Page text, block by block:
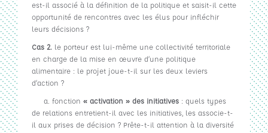
est-il associé à la définition de la politique et saisit-il cette
opportunité de rencontres avec les élus pour infléchir
leurs décisions ?
Cas 2. le porteur est lui-même une collectivité territoriale
en charge de la mise en œuvre d’une politique
alimentaire : le projet joue-t-il sur les deux leviers
d’action ?
a. fonction « activation » des initiatives : quels types
de relations entretient-il avec les initiatives, les associe-t-
il aux prises de décision ? Prête-t-il attention à la diversité